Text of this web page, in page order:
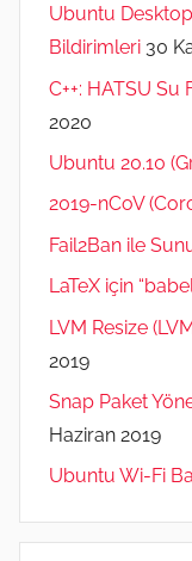
Ubuntu
Bildirimleri 30
C++: HATSU Su
2020
Ubuntu 20.10
2019-nCoV
Fail2Ban ile
LaTeX için
LVM Resize
2019
Snap Paket
Haziran 2019
Ubuntu Wi-Fi